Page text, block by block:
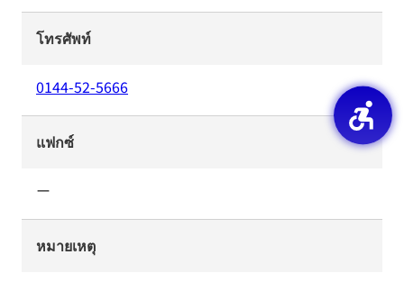
โทรศัพท์
0144-52-5666
แฟกซ์
ー
หมายเหตุ